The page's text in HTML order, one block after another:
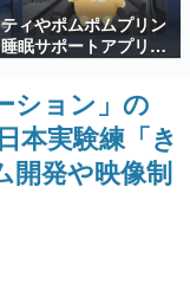
う若きクリエイター達
探っていきます。
んに取材し、ゲームが
に与えた影響を探る企
要なトピック・タイト
ィやポムポムプリン
眠サポートアプリ
』が配信中。キャラ
ション」の
本実験練「き
開発や映像制